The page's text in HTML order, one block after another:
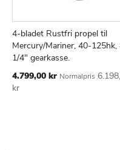
Læg i kurv
LISTE
4-bladet Rustfri propel til
Mercury/Mariner, 40-125hk,
1/4" gearkasse.
Tilbudspris
4.799,00 kr Normalpris
kr